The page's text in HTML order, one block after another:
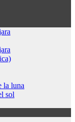
la luna
sol